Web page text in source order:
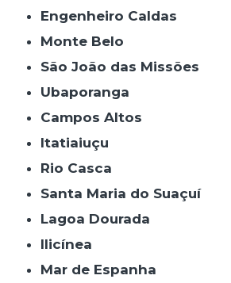
Engenheiro Caldas
Monte Belo
São João das Missões
Ubaporanga
Campos Altos
Itatiaiuçu
Rio Casca
Santa Maria do Suaçuí
Lagoa Dourada
Ilicínea
Mar de Espanha